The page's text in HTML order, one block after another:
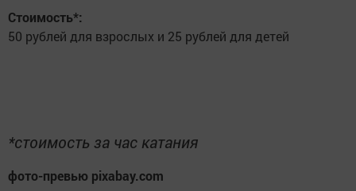
Стоимость*:
50 рублей для взрослых и 25 рублей для детей
*стоимость за час катания
фото-превью pixabay.com